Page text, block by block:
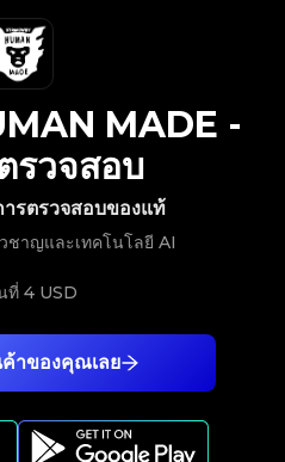
าของคุณเลย
รตรวจสอบของแท้
ชาญและเทคโนโลยี AI
ที่ 4 USD
MADE -
รวจสอบ